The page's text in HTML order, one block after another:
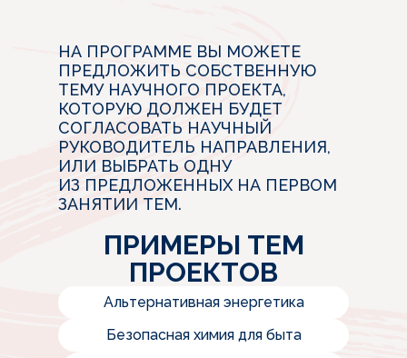
НА ПРОГРАММЕ ВЫ МОЖЕТЕ
ПРЕДЛОЖИТЬ СОБСТВЕННУЮ
ТЕМУ НАУЧНОГО ПРОЕКТА,
КОТОРУЮ ДОЛЖЕН БУДЕТ
СОГЛАСОВАТЬ НАУЧНЫЙ
РУКОВОДИТЕЛЬ НАПРАВЛЕНИЯ,
ИЛИ ВЫБРАТЬ ОДНУ
ИЗ ПРЕДЛОЖЕННЫХ НА ПЕРВОМ
ЗАНЯТИИ ТЕМ.
ПРИМЕРЫ ТЕМ
ПРОЕКТОВ
Альтернативная энергетика
Безопасная химия для быта